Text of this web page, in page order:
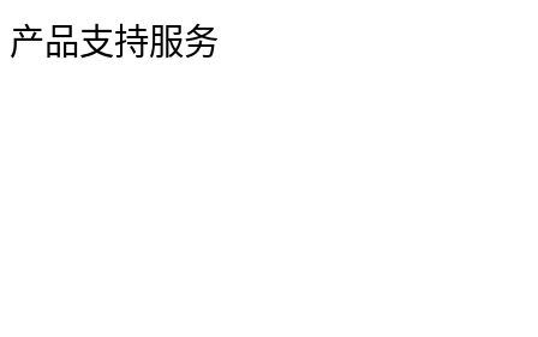
产品支持服务